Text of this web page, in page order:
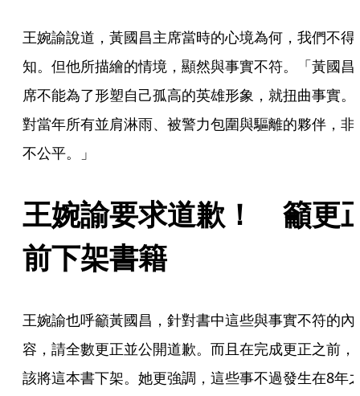
王婉諭說道，黃國昌主席當時的心境為何，我們不得
知。但他所描繪的情境，顯然與事實不符。「黃國昌
席不能為了形塑自己孤高的英雄形象，就扭曲事實。
對當年所有並肩淋雨、被警力包圍與驅離的夥伴，非
不公平。」
王婉諭要求道歉！　籲更
前下架書籍
王婉諭也呼籲黃國昌，針對書中這些與事實不符的內
容，請全數更正並公開道歉。而且在完成更正之前，
該將這本書下架。她更強調，這些事不過發生在8年